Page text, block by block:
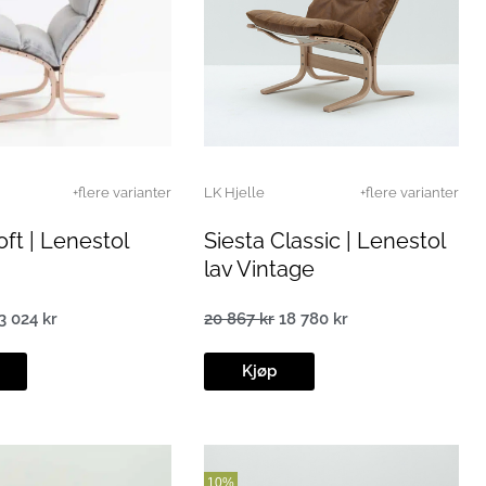
+flere varianter
| Lenestol
024 kr
LK Hjelle +flere varianter
Siesta Classic | Lenestol
lav Vintage
20 867kr Opprinnelig
pris
20
18 780 kr
Kjøp